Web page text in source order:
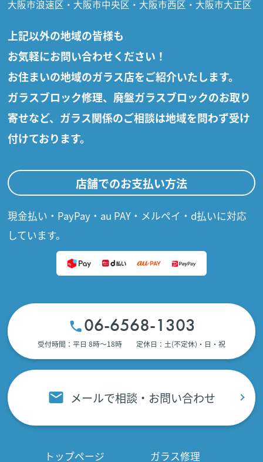
大阪市浪速区・大阪市中央区・大阪市西区・大阪市大正区
上記以外の地域の皆様も
お気軽にお問い合わせください！
お住まいの地域のガラス店をご紹介いたします。
ガラスブロック修理、廃盤ガラスブロックのお取り
寄せなど、ガラス関係のご相談は地域を問わず受け
付けております。
店舗でのお支払い方法
現金払い・PayPay・au PAY・メルペイ・d払いに対応
しています。
06-6568-1303
受付時間：平日 8時〜18時 定休日：土(不定休)・日・祝
メールで相談・お問い合わせ
トップページ ガラス修理